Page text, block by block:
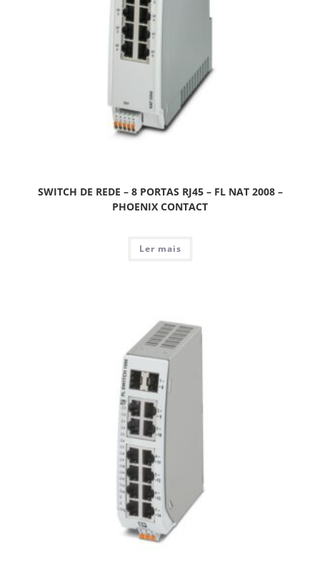
SWITCH DE REDE – 8 PORTAS RJ45 – FL NAT 2008 –
PHOENIX CONTACT
Ler mais